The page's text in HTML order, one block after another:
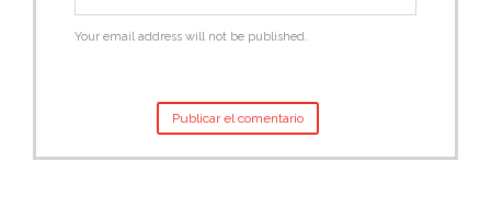
Your email address will not be published.